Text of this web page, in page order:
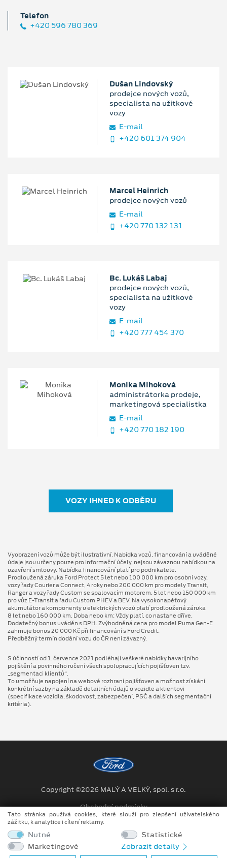
Telefon
+420 596 780 369
Dušan Lindovský
prodejce nových vozů,
specialista na užitkové
vozy
E‑mail
+420 601 374 904
Marcel Heinrich
prodejce nových vozů
E‑mail
+420 770 132 131
Bc. Lukáš Labaj
prodejce nových vozů,
specialista na užitkové
vozy
E‑mail
+420 777 454 370
Monika Mihoková
administrátorka prodeje,
marketingová specialistka
E‑mail
+420 770 182 190
VOZY IHNED K ODBĚRU
Vyobrazení vozů může být ilustrativní. Nabídka vozů, financování a uváděné
údaje jsou určeny pouze pro informační účely, nejsou závaznou nabídkou na
uzavření smlouvy. Nabídka financování platí pro podnikatele.
Prodloužená záruka Ford Protect 5 let nebo 100 000 km pro osobní vozy,
vozy řady Courier a Connect, 4 roky nebo 200 000 km pro modely Transit,
Ranger a vozy řady Custom se spalovacím motorem, 5 let nebo 150 000 km
pro vůz E-Transit a řadu Custom PHEV a BEV. Na vysokonapěťový
akumulátor a komponenty u elektrických vozů platí prodloužená záruka
8 let nebo 160 000 km. Doba nebo km: Vždy platí, co nastane dříve.
Dodatečný bonus uváděn s DPH. Zvýhodněná cena pro model Puma Gen⁠-⁠E
zahrnuje bonus 20 000 Kč při financování s Ford Credit.
Předběžný termín dodání vozu do ČR není závazný.
S účinností od 1. července 2021 podléhají veškeré nabídky havarijního
pojištění a povinného ručení všech spolupracujících pojišťoven tzv.
„segmentaci klientů“.
To umožňuje napojení na webové rozhraní pojišťoven a možnost získání
konkrétní sazby na základě detailních údajů o vozidle a klientovi
(specifikace vozidla, škodovost, zabezpečení, PSČ a dalších segmentační
kritéria).
Copyright ©2026 MALÝ A VELKÝ, spol. s r.o.
Obchodní podmínky
Ochrana osobních údajů
Prohlášení o zpracování údajů konečných zákazníků
Tato stránka používá cookies, které slouží pro zlepšení uživatelského
zážitku, k analytice i cílení reklamy.
Nutné
Statistické
Marketingové
Zobrazit detaily